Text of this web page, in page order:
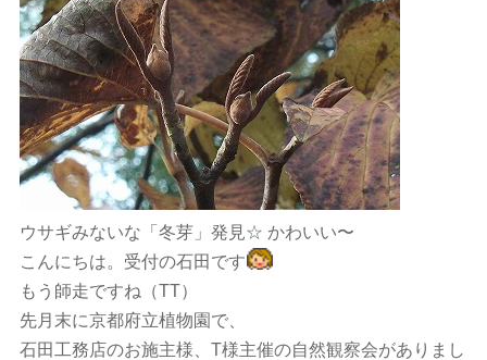
ウサギみないな「冬芽」発見☆ かわいい〜
こんにちは。受付の石田です
もう師走ですね（TT）
先月末に京都府立植物園で、
石田工務店のお施主様、T様主催の自然観察会がありまし